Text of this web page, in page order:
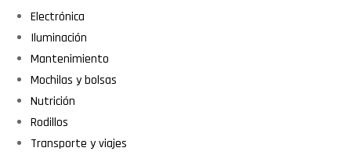
Electrónica
Iluminación
Mantenimiento
Mochilas y bolsas
Nutrición
Rodillos
Transporte y viajes